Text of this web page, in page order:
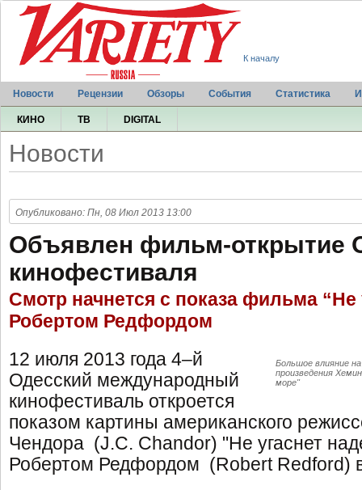
К началу
Новости Рецензии Обзоры События Статистика
КИНО ТВ DIGITAL
Новости
Опубликовано: Пн, 08 Июл 2013 13:00
Объявлен фильм-открытие
кинофестиваля
Смотр начнется с показа фильма “Не
Робертом Редфордом
Большое влияние
произведения
море"
12 июля 2013 года 4–й
Одесский международный
кинофестиваль откроется
показом картины американского
Чендора (J.C. Chandor) "Не угаснет
Робертом Редфордом (Robert Redford)